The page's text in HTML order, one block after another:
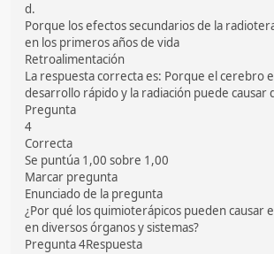
d.
Porque los efectos secundarios de la
en los primeros años de vida
Retroalimentación
La respuesta correcta es: Porque el cerebro
desarrollo rápido y la radiación puede causar
Pregunta
4
Correcta
Se puntúa 1,00 sobre 1,00
Marcar pregunta
Enunciado de la pregunta
¿Por qué los quimioterápicos pueden causar
en diversos órganos y sistemas?
Pregunta 4Respuesta